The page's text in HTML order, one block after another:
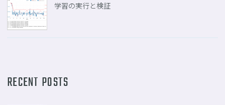
学習の実行と検証
RECENT POSTS